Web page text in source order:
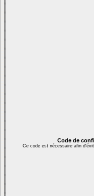
Code de
Ce code est nécessaire afin